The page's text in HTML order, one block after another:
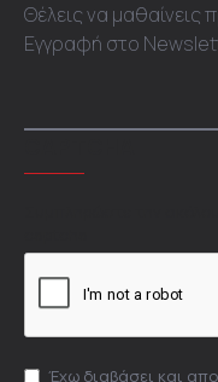
Θέλεις να
Εγγραφή στο
Έχω διαβάσει και